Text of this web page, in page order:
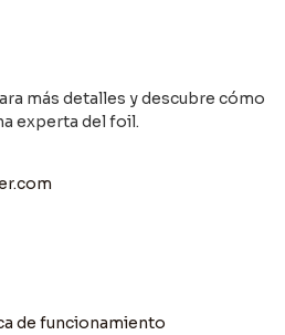
más detalles y descubre cómo
experta del foil.
de funcionamiento